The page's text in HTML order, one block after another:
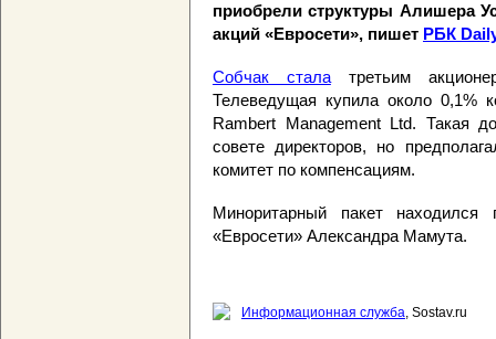
приобрели структуры Алишера
акций «Евросети», пишет РБК
Собчак сталатретьим
Телеведущая купила около 0,1%
Rambert Management Ltd. Такая
совете директоров, но
комитет по компенсациям.
Миноритарный пакет
«Евросети» Александра Мамута.
Информационная служба, Sostav.ru